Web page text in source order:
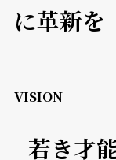
に革新を
VISION
若き才